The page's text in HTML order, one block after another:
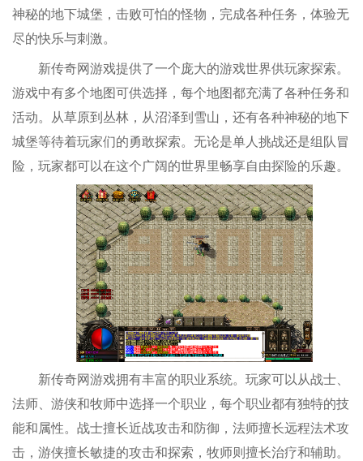
神秘的地下城堡，击败可怕的怪物，完成各种任务，体验无
尽的快乐与刺激。
新传奇网游戏提供了一个庞大的游戏世界供玩家探索。
游戏中有多个地图可供选择，每个地图都充满了各种任务和
活动。从草原到丛林，从沼泽到雪山，还有各种神秘的地下
城堡等待着玩家们的勇敢探索。无论是单人挑战还是组队冒
险，玩家都可以在这个广阔的世界里畅享自由探险的乐趣。
新传奇网游戏拥有丰富的职业系统。玩家可以从战士、
法师、游侠和牧师中选择一个职业，每个职业都有独特的技
能和属性。战士擅长近战攻击和防御，法师擅长远程法术攻
击，游侠擅长敏捷的攻击和探索，牧师则擅长治疗和辅助。